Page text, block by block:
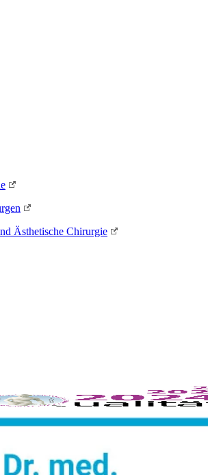
Ästhetische Chirurgie